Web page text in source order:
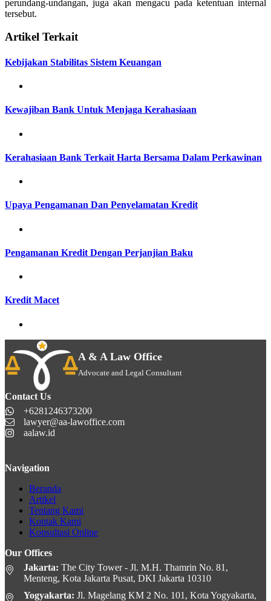
perundang-undangan, juga akan mengacu pada ketentuan internal
tersebut.
Artikel Terkait
Kebijakan Stabilitas Sistem Keuangan
Kewajiban Bank Untuk Menjaga Kerahasiaan
Kerahasiaan Bank Terkait Harta Bersama Dalam Perkawinan
Upaya Pengamanan Dan Penyelamatan Kredit
Pengamanan Kredit Dengan Perjanjian Baku
Kredit Macet
A & A Law Office
Advocate and Legal Consultant
Contact Us
+6281246373200
lawyer@aa-lawoffice.com
aalaw.id
Navigation
Beranda
Artikel
Tentang Kami
Kontak Kami
Konsultasi Online
Our Offices
Jakarta: The City Tower - Jl. M.H. Thamrin No. 81,
Menteng, Kota Jakarta Pusat, DKI Jakarta 10310
Yogyakarta: Jl. Magelang KM 2 No. 101, Kota Yogyakarta,